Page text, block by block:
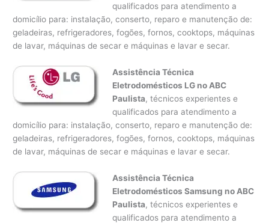
qualificados para atendimento a
domicílio para: instalação, conserto, reparo e manutenção de:
geladeiras, refrigeradores, fogões, fornos, cooktops, máquinas
de lavar, máquinas de secar e máquinas e lavar e secar.
Assistência Técnica
Eletrodomésticos LG no ABC
Paulista, técnicos experientes e
qualificados para atendimento a
domicílio para: instalação, conserto, reparo e manutenção de:
geladeiras, refrigeradores, fogões, fornos, cooktops, máquinas
de lavar, máquinas de secar e máquinas e lavar e secar.
Assistência Técnica
Eletrodomésticos Samsung no ABC
Paulista, técnicos experientes e
qualificados para atendimento a